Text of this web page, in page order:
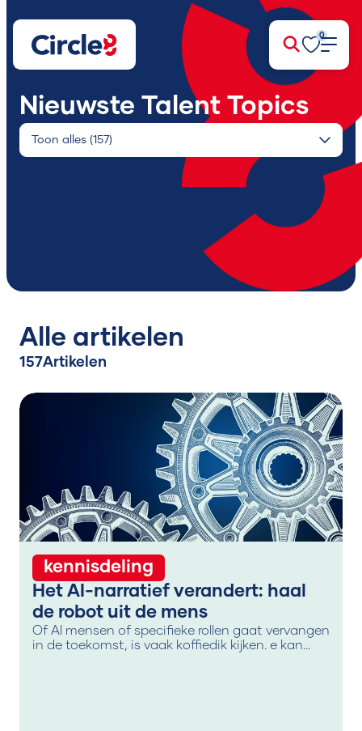
0
Zoek
Nieuwste Talent Topics
Alle artikelen
157Artikelen
kennisdeling
Het AI-narratief verandert: haal
de robot uit de mens
Of AI mensen of specifieke rollen gaat vervangen
in de toekomst, is vaak koffiedik kijken. e kan